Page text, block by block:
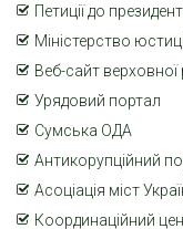
Петиції до
Міністерство
Веб-сайт верховної
Урядовий портал
Сумська ОДА
Антикорупційний
Асоціація міст
Координаційний